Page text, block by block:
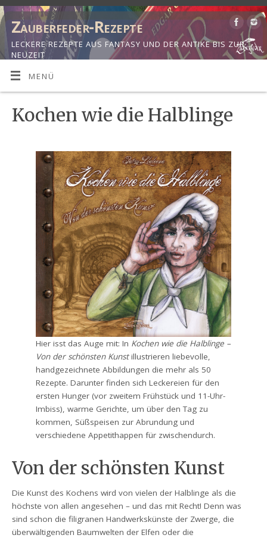
Zauberfeder-Rezepte
LECKERE REZEPTE AUS FANTASY UND DER ANTIKE BIS ZUR
NEUZEIT
MENÜ
Kochen wie die Halblinge
Hier isst das Auge mit: In Kochen wie die Halblinge –
Von der schönsten Kunstillustrieren liebevolle,
handgezeichnete Abbildungen die mehr als 50
Rezepte. Darunter finden sich Leckereien für den
ersten Hunger (vor zweitem Frühstück und 11-Uhr-
Imbiss), warme Gerichte, um über den Tag zu
kommen, Süßspeisen zur Abrundung und
verschiedene Appetithappen für zwischendurch.
Von der schönsten Kunst
Die Kunst des Kochens wird von vielen der Halblinge als die
höchste von allen angesehen – und das mit Recht! Denn was
sind schon die filigranen Handwerkskünste der Zwerge, die
überwältigenden Baumwelten der Elfen oder die